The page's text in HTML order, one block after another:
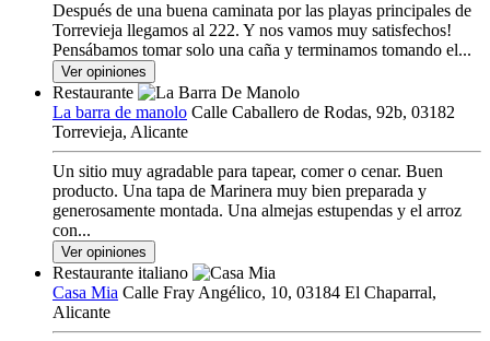
Después de una buena caminata por las playas principales de
Torrevieja llegamos al 222. Y nos vamos muy satisfechos!
Pensábamos tomar solo una caña y terminamos tomando el...
Ver opiniones
Restaurante
La barra de manolo Calle Caballero de Rodas, 92b, 03182
Torrevieja, Alicante
Un sitio muy agradable para tapear, comer o cenar. Buen
producto. Una tapa de Marinera muy bien preparada y
generosamente montada. Una almejas estupendas y el arroz
con...
Ver opiniones
Restaurante italiano
Casa Mia Calle Fray Angélico, 10, 03184 El Chaparral,
Alicante